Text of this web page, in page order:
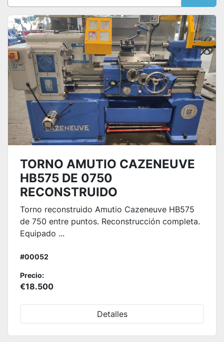
Ordenar por
TORNO AMUTIO CAZENEUVE
HB575 DE 0750
RECONSTRUIDO
Torno reconstruido Amutio Cazeneuve HB575
de 750 entre puntos. Reconstrucción completa.
Equipado ...
#00052
Precio:
€18.500
Detalles